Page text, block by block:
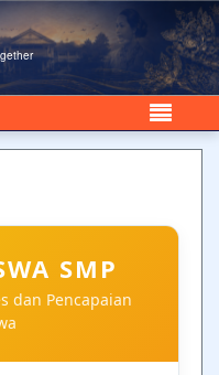
SMP
dan Pencapaian